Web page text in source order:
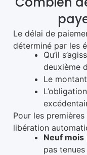
Le délai de
déterminé par les
Qu’il
deuxième
Le
Pour les
libération
Neuf mois
pas